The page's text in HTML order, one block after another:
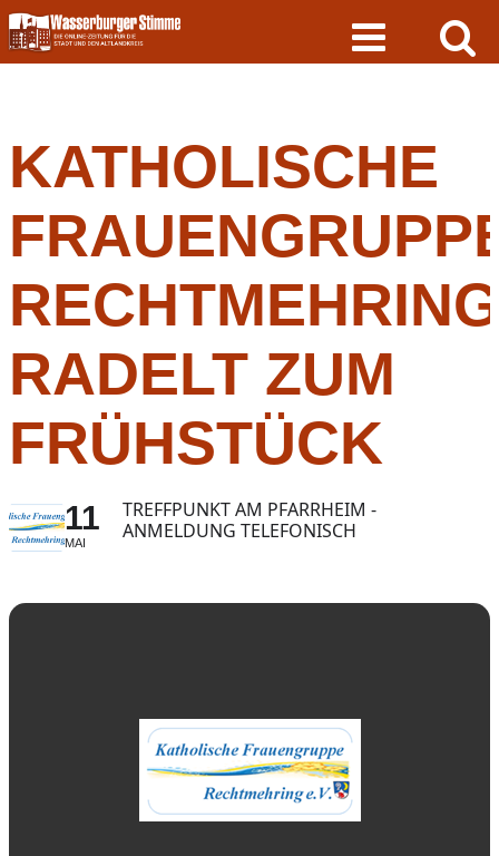
Skip
to
content
KATHOLISCHE
RECHTMEHRING
RADELT ZUM
FRÜHSTÜCK
11
MAI
TREFFPUNKT AM PFARRHEIM -
ANMELDUNG TELEFONISCH